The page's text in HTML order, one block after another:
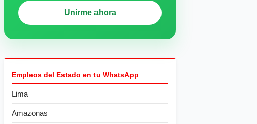
Unirme ahora
Empleos del Estado en tu WhatsApp
Lima
Amazonas